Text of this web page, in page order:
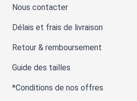
Nous contacter
Délais et frais de livraison
Retour & remboursement
Guide des tailles
*Conditions de nos offres